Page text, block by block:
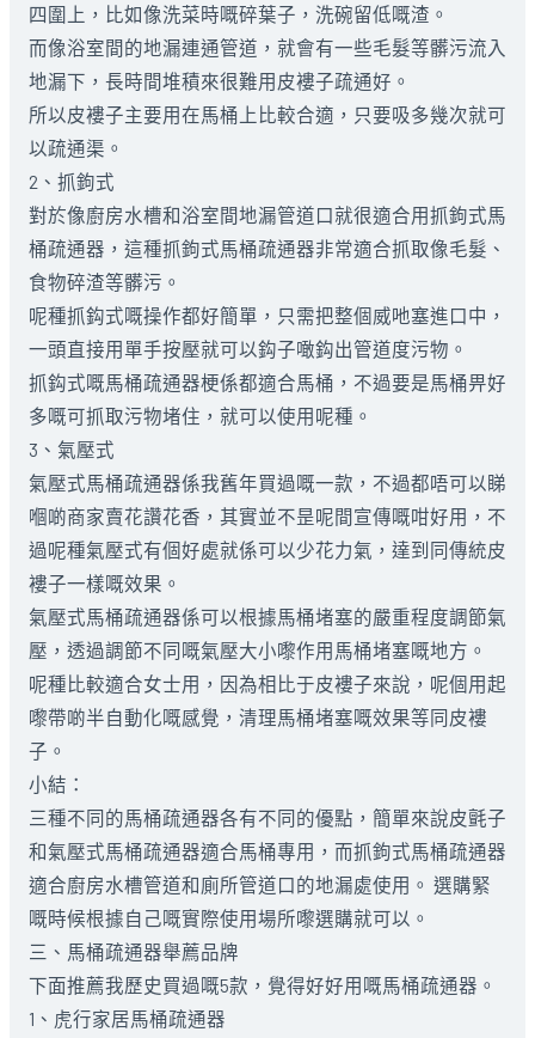
四圍上，比如像洗菜時嘅碎葉子，洗碗留低嘅渣。
而像浴室間的地漏連通管道，就會有一些毛髮等髒污流入
地漏下，長時間堆積來很難用皮褸子疏通好。
所以皮褸子主要用在馬桶上比較合適，只要吸多幾次就可
以疏通渠。
2、抓鉤式
對於像廚房水槽和浴室間地漏管道口就很適合用抓鉤式馬
桶疏通器，這種抓鉤式馬桶疏通器非常適合抓取像毛髮、
食物碎渣等髒污。
呢種抓鈎式嘅操作都好簡單，只需把整個威吔塞進口中，
一頭直接用單手按壓就可以鈎子噉鈎出管道度污物。
抓鈎式嘅馬桶疏通器梗係都適合馬桶，不過要是馬桶畀好
多嘅可抓取污物堵住，就可以使用呢種。
3、氣壓式
氣壓式馬桶疏通器係我舊年買過嘅一款，不過都唔可以睇
嗰啲商家賣花讚花香，其實並不昰呢間宣傳嘅咁好用，不
過呢種氣壓式有個好處就係可以少花力氣，達到同傳統皮
褸子一樣嘅效果。
氣壓式馬桶疏通器係可以根據馬桶堵塞的嚴重程度調節氣
壓，透過調節不同嘅氣壓大小嚟作用馬桶堵塞嘅地方。
呢種比較適合女士用，因為相比于皮褸子來說，呢個用起
嚟帶啲半自動化嘅感覺，清理馬桶堵塞嘅效果等同皮褸
子。
小結：
三種不同的馬桶疏通器各有不同的優點，簡單來說皮氈子
和氣壓式馬桶疏通器適合馬桶專用，而抓鉤式馬桶疏通器
適合廚房水槽管道和廁所管道口的地漏處使用。 選購緊
嘅時候根據自己嘅實際使用場所嚟選購就可以。
三、馬桶疏通器舉薦品牌
下面推薦我歷史買過嘅5款，覺得好好用嘅馬桶疏通器。
1、虎行家居馬桶疏通器